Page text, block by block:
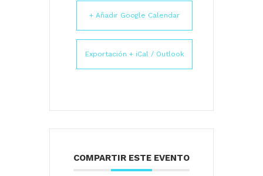
+ Añadir Google Calendar
Exportación + iCal / Outlook
COMPARTIR ESTE EVENTO